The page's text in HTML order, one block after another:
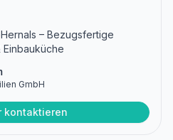
– Bezugsfertige
Einbauküche
GmbH
kontaktieren